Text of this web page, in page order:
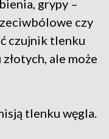
grypy –
czy
czujnik tlenku
ale może
tlenku węgla.